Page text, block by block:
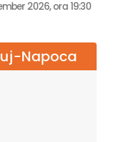
2026, ora 19:30
Napoca